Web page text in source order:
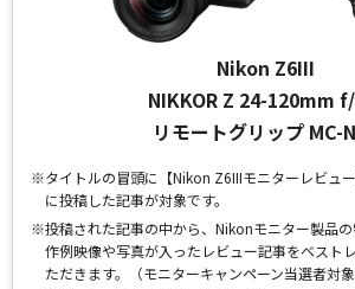
Nikon Z6III
NIKKOR Z 24-120mm
リモートグリップ MC-
※タイトルの冒頭に【Nikon Z6IIIモニターレビュ
に投稿した記事が対象です。
※投稿された記事の中から、Nikonモニター製品の
作例映像や写真が入ったレビュー記事をベスト
ただきます。（モニターキャンペーン当選者対象